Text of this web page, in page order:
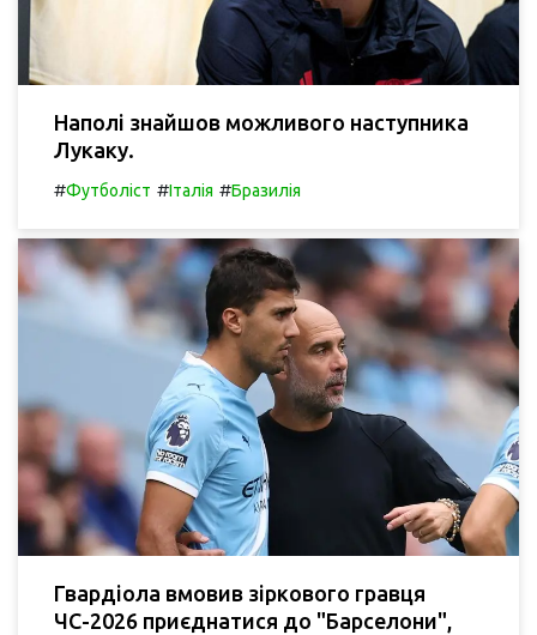
Наполі знайшов можливого наступника
Лукаку.
#Футболіст #Італія #Бразилія
Гвардіола вмовив зіркового гравця
ЧС-2026 приєднатися до "Барселони",